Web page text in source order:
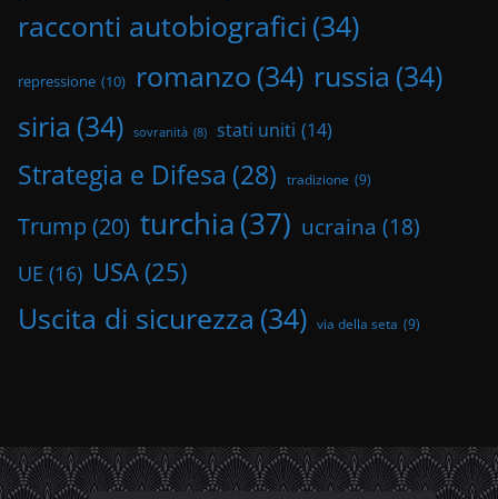
racconti autobiografici (34)
repressione (10) romanzo (34) russia (34)
siria (34) sovranità (8) stati uniti (14)
Strategia e Difesa (28) tradizione (9)
Trump (20) turchia(37) ucraina (18)
UE (16) USA (25)
Uscita di sicurezza (34) via della seta (9)